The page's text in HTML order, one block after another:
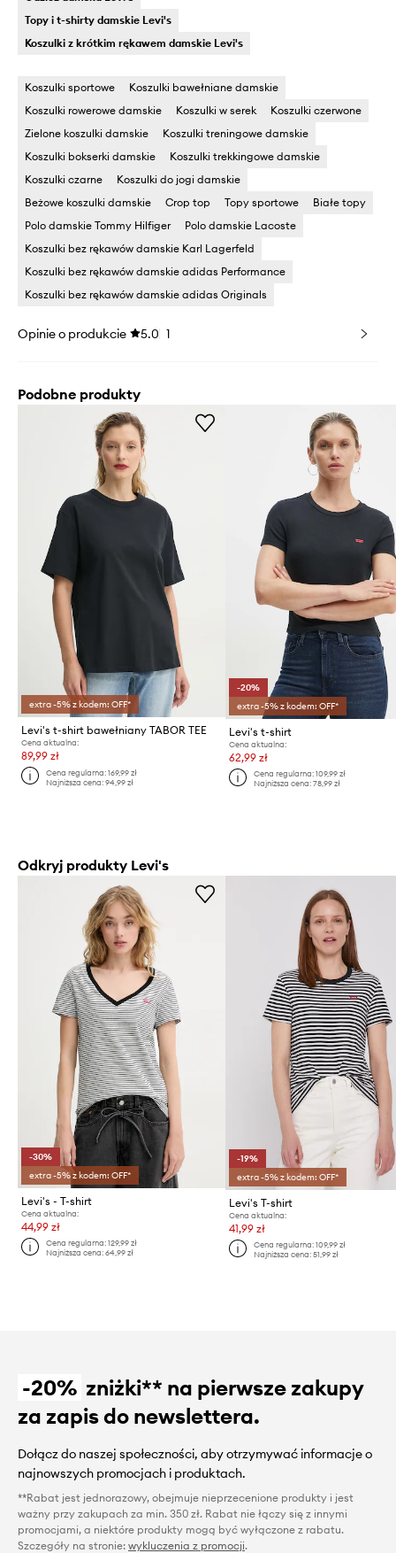
Topy i t-shirty damskie Levi's
Koszulki z krótkim rękawem damskie Levi's
Koszulki sportowe
Koszulki bawełniane damskie
Koszulki rowerowe damskie
Koszulki w serek
Koszulki czerwone
Zielone koszulki damskie
Koszulki treningowe damskie
Koszulki bokserki damskie
Koszulki trekkingowe damskie
Koszulki czarne
Koszulki do jogi damskie
Beżowe koszulki damskie
Crop top Topy sportowe
Białe topy
Polo damskie Tommy Hilfiger
Polo damskie Lacoste
Koszulki bez rękawów damskie Karl Lagerfeld
Koszulki bez rękawów damskie adidas Performance
Koszulki bez rękawów damskie adidas Originals
Opinie o produkcie 5.0 1
Podobne produkty
extra -5% z kodem: OFF*
Levi's t-shirt bawełniany TABOR TEE
Cena aktualna:
89,99 zł
Cena regularna:169,99 zł
Najniższa cena:94,99 zł
-20%
extra -5% z kodem: OFF*
Levi's t-shirt
Cena aktualna:
62,99 zł
Cena regularna: 109,99 zł
Najniższa cena: 78,99 zł
Odkryj produkty Levi's
-30%
extra -5% z kodem: OFF*
Levi's - T-shirt
Cena aktualna:
44,99 zł
Cena regularna:129,99 zł
Najniższa cena:64,99 zł
-19%
extra -5% z kodem: OFF*
Levi's T-shirt
Cena aktualna:
41,99 zł
Cena regularna: 109,99 zł
Najniższa cena: 51,99 zł
-20% zniżki** na pierwsze zakupy
za zapis do newslettera.
Dołącz do naszej społeczności, aby otrzymywać informacje o
najnowszych promocjach i produktach.
**Rabat jest jednorazowy, obejmuje nieprzecenione produkty i jest
ważny przy zakupach za min. 350 zł. Rabat nie łączy się z innymi
promocjami, a niektóre produkty mogą być wyłączone z rabatu.
Szczegóły na stronie: wykluczenia z promocji.